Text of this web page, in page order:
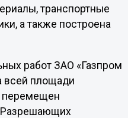
транспортные
а также построена
работ ЗАО «Газпром
всей площади
перемещен